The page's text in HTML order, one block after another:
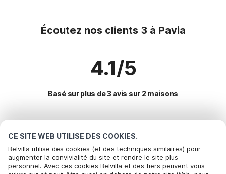
CE SITE WEB UTILISE DES COOKIES.
Belvilla utilise des cookies (et des techniques similaires) pour
augmenter la convivialité du site et rendre le site plus
personnel. Avec ces cookies Belvilla et des tiers peuvent vous
Écoutez nos clients 3 à Pavia
4.1/5
Basé sur plus de 3 avis sur 2 maisons
Destinations les plus populaires pour les
vacances
Villes offrant les meilleures commodités pour les vacances